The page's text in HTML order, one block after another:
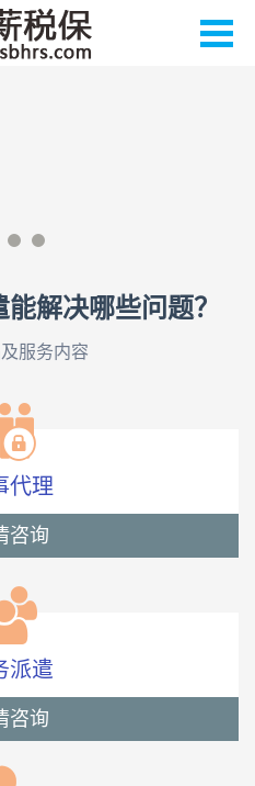
解决哪些问题？
服务内容
代理
咨询
派遣
咨询